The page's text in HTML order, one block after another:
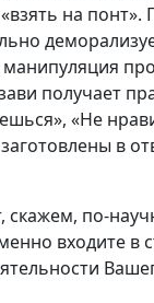
на понт».
получает
«Не
в
скажем, по-
входите в